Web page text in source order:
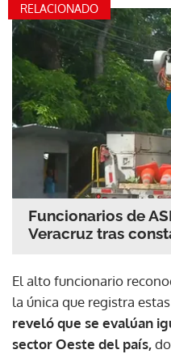
RELACIONADO
Funcionarios de
Veracruz tras
El alto funcionario
la única que registra
reveló que se evalúan
sector Oeste del país,